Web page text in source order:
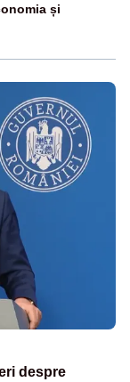
și
despre